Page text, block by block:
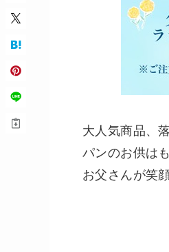
大人気商品、
パンのお供は
お父さんが笑